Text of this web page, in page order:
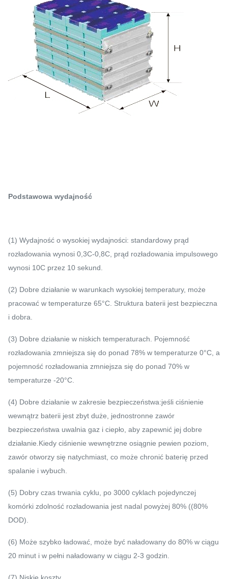
Podstawowa wydajność
(1) Wydajność o wysokiej wydajności: standardowy prąd
rozładowania wynosi 0,3C-0,8C, prąd rozładowania impulsowego
wynosi 10C przez 10 sekund.
(2) Dobre działanie w warunkach wysokiej temperatury, może
pracować w temperaturze 65°C. Struktura baterii jest bezpieczna
i dobra.
(3) Dobre działanie w niskich temperaturach. Pojemność
rozładowania zmniejsza się do ponad 78% w temperaturze 0°C, a
pojemność rozładowania zmniejsza się do ponad 70% w
temperaturze -20°C.
(4) Dobre działanie w zakresie bezpieczeństwa:jeśli ciśnienie
wewnątrz baterii jest zbyt duże, jednostronne zawór
bezpieczeństwa uwalnia gaz i ciepło, aby zapewnić jej dobre
działanie.Kiedy ciśnienie wewnętrzne osiągnie pewien poziom,
zawór otworzy się natychmiast, co może chronić baterię przed
spalanie i wybuch.
(5) Dobry czas trwania cyklu, po 3000 cyklach pojedynczej
komórki zdolność rozładowania jest nadal powyżej 80% ((80%
DOD).
(6) Może szybko ładować, może być naładowany do 80% w ciągu
20 minut i w pełni naładowany w ciągu 2-3 godzin.
(7) Niskie koszty.